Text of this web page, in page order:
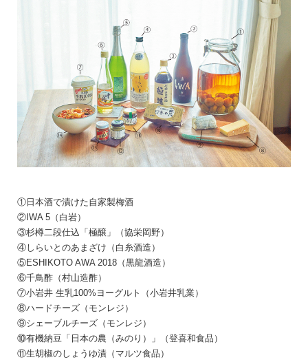
①日本酒で漬けた自家製梅酒
②IWA 5 （白岩）
③杉樽二段仕込「極醸」
（協栄岡野）
④しらいとのあまざけ （白糸酒造）
⑤ESHIKOTO AWA 2018 （黒龍酒造）
⑥千鳥酢 （村山造酢）
⑦小岩井 生乳100%ヨーグルト
（小岩井乳業）
⑧ハードチーズ（モンレジ）
⑨シェーブルチーズ（モンレジ）
⑩有機納豆「日本の農（みのり）」
（登喜和食品）
⑪生胡椒のしょうゆ漬 （マルツ食品）